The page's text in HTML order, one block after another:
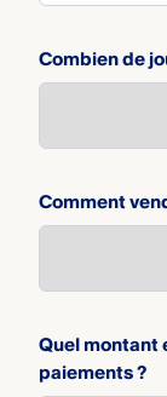
Combien de
Comment
Quel montant
paiements ?